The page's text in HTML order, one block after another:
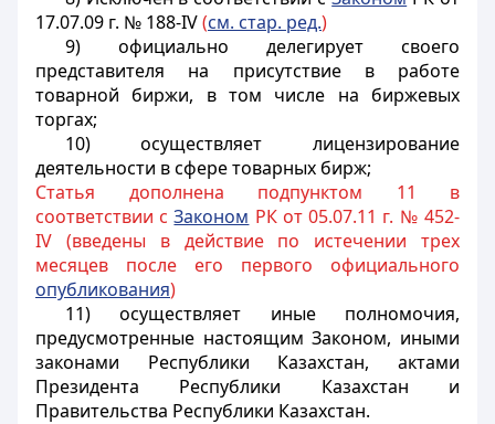
17.07.09 г. № 188-IV(см. стар. ред.)
9) официально делегирует своего
представителя на присутствие в работе
товарной биржи, в том числе на биржевых
торгах;
10) осуществляет лицензирование
деятельности в сфере товарных бирж;
Статья дополнена подпунктом 11 в
соответствии сЗаконом РК от 05.07.11 г. № 452-
IV (введены в действие по истечении трех
месяцев после его первого официального
опубликования)
11) осуществляет иные полномочия,
предусмотренные настоящим Законом, иными
законами Республики Казахстан, актами
Президента Республики Казахстан и
Правительства Республики Казахстан.